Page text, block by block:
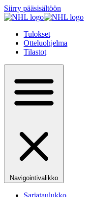
Siirry pääsisältöön
Tulokset
Otteluohjelma
Tilastot
Navigointivalikko
Sarjataulukko